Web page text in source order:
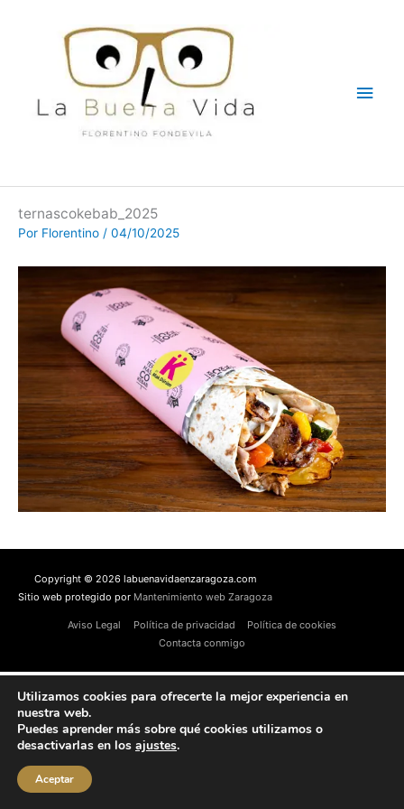
ternascokebab_2025
Por Florentino / 04/10/2025
Copyright © 2026 labuenavidaenzaragoza.com
Sitio web protegido por Mantenimiento web Zaragoza
Aviso Legal Política de privacidad
Política de cookies
Contacta conmigo
Utilizamos cookies para ofrecerte la mejor experiencia en
nuestra web.
Puedes aprender más sobre qué cookies utilizamos o
desactivarlas en los ajustes.
Aceptar